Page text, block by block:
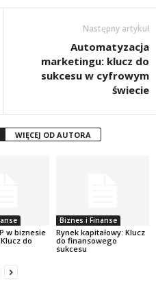
Następny artykuł
Automatyzacja
marketingu: klucz do
sukcesu w cyfrowym
świecie
WIĘCEJ OD AUTORA
w biznesie
do
Biznes i Finanse
Rynek kapitałowy: Klucz
do finansowego
sukcesu